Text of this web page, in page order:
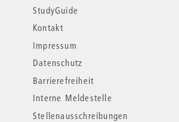
StudyGuide
Kontakt
Impressum
Datenschutz
Barrierefreiheit
Interne Meldestelle
Stellenausschreibungen